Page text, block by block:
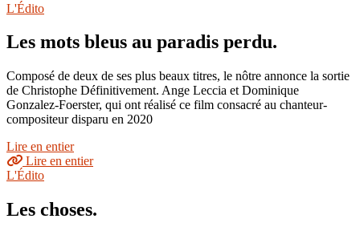
L'Édito
Les mots bleus au paradis perdu.
Composé de deux de ses plus beaux titres, le nôtre annonce la sortie
de Christophe Définitivement. Ange Leccia et Dominique
Gonzalez-Foerster, qui ont réalisé ce film consacré au chanteur-
compositeur disparu en 2020
Lire en entier
Lire en entier
L'Édito
Les choses.